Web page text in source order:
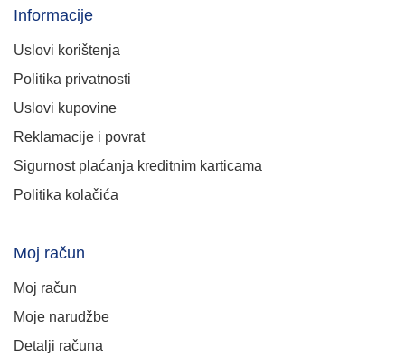
Informacije
Uslovi korištenja
Politika privatnosti
Uslovi kupovine
Reklamacije i povrat
Sigurnost plaćanja kreditnim karticama
Politika kolačića
Moj račun
Moj račun
Moje narudžbe
Detalji računa